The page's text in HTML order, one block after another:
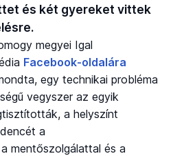
és két gyereket vittek
megyei Igal
Facebook-oldalára
egy technikai probléma
vegyszer az egyik
a helyszínt
a
mentőszolgálattal és a